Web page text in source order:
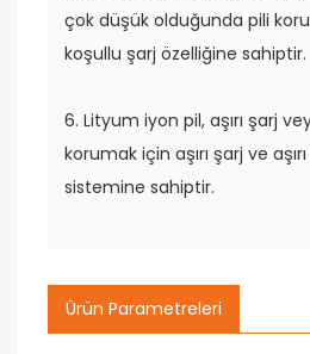
çok düşük olduğunda pili
koşullu şarj özelliğine sahiptir.
6. Lityum iyon pil, aşırı şarj
korumak için aşırı şarj ve
sistemine sahiptir.
Ürün Parametreleri